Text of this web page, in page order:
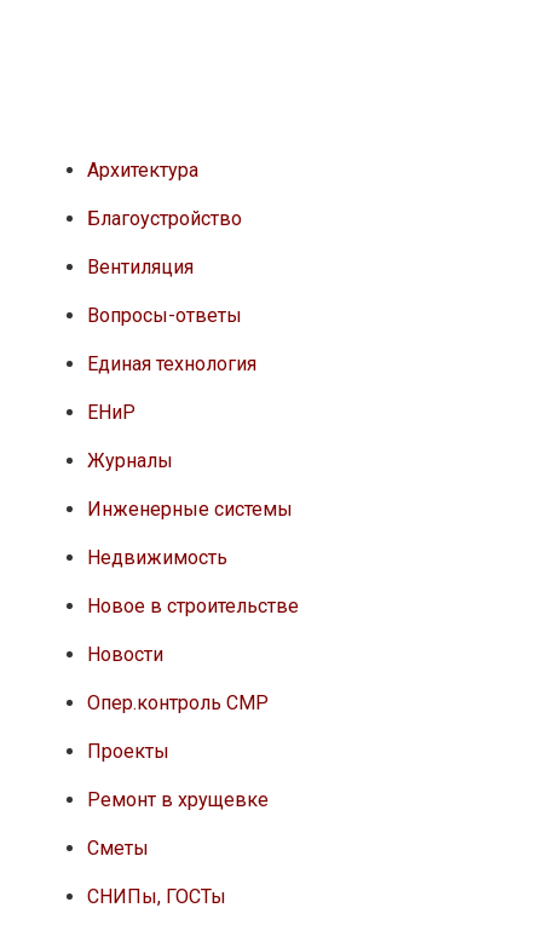
Архитектура
Благоустройство
Вентиляция
Вопросы-ответы
Единая технология
ЕНиР
Журналы
Инженерные системы
Недвижимость
Новое в строительстве
Новости
Опер.контроль СМР
Проекты
Ремонт в хрущевке
Сметы
СНИПы, ГОСТы